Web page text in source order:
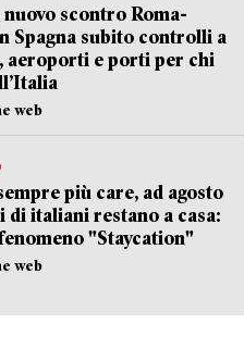
scontro Roma-
Spagna subito controlli a
aeroporti e porti per chi
web
più care, ad agosto
di italiani restano a casa:
"Staycation"
web